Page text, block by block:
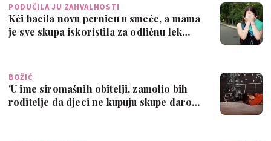
PODUČILA JU ZAHVALNOSTI
Kći bacila novu pernicu u smeće, a mama
je sve skupa iskoristila za odličnu lek…
BOŽIĆ
'U ime siromašnih obitelji, zamolio bih
roditelje da djeci ne kupuju skupe daro…